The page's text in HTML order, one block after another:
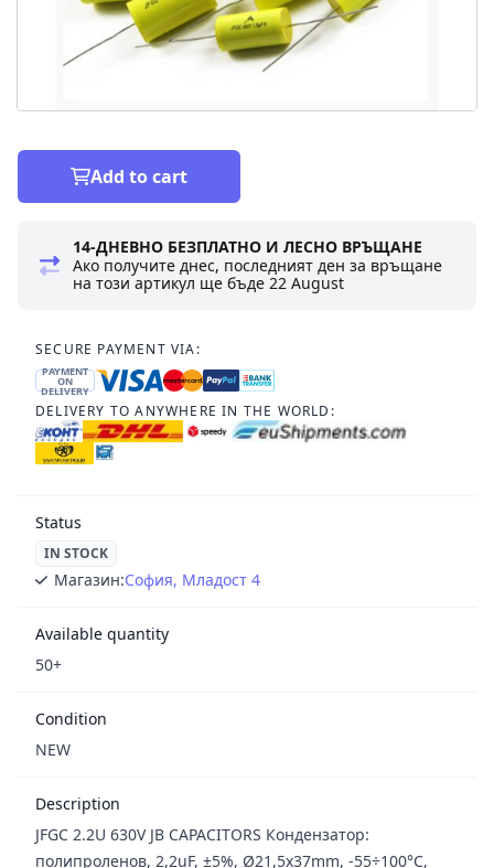
Add to cart
14-ДНЕВНО БЕЗПЛАТНО И ЛЕСНО ВРЪЩАНЕ
Ако получите днес, последният ден за връщане
на този артикул ще бъде22 August
SECURE PAYMENT VIA:
PAYMENT
ON
DELIVERY
DELIVERY TO ANYWHERE IN THE WORLD:
Status
IN STOCK
Магазин:София, Младост 4
Available quantity
50+
Condition
NEW
Description
JFGC 2.2U 630V JB CAPACITORS Кондензатор:
полипроленов, 2,2uF, ±5%, Ø21,5x37mm, -55÷100°C,